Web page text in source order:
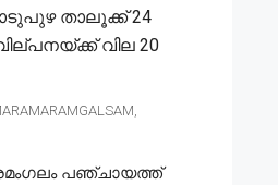
താലൂക്ക് 24
വില 20
പഞ്ചായത്ത്